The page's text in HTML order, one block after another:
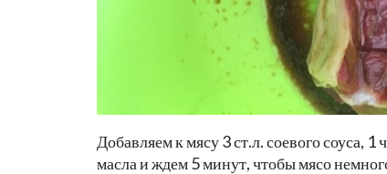
Добавляем к мясу 3 ст.л. соевого соуса,
масла и ждем 5 минут, чтобы мясо